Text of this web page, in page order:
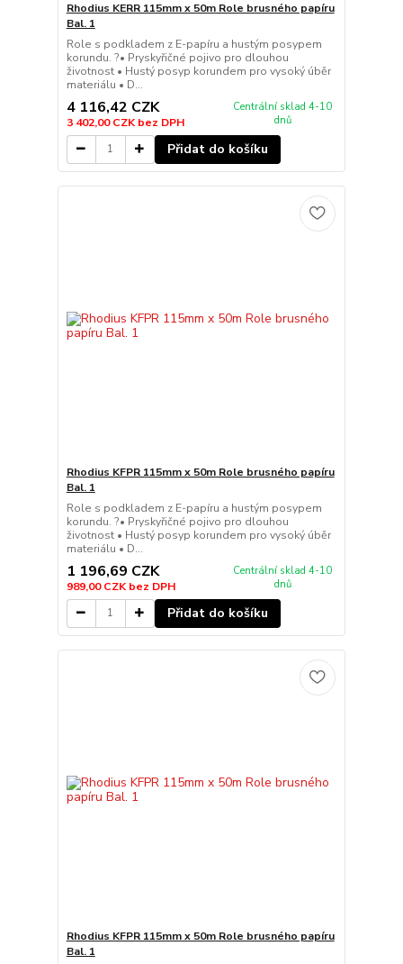
Rhodius KERR 115mm x 50m Role brusného papíru
Bal. 1
Role s podkladem z E-papíru a hustým posypem
korundu. ?• Pryskyřičné pojivo pro dlouhou
životnost • Hustý posyp korundem pro vysoký úběr
materiálu • D...
4 116,42 CZK
3 402,00 CZKbez DPH
Centrální sklad 4-10
dnů
Přidat do košíku
Rhodius KFPR 115mm x 50m Role brusného papíru
Bal. 1
Role s podkladem z E-papíru a hustým posypem
korundu. ?• Pryskyřičné pojivo pro dlouhou
životnost • Hustý posyp korundem pro vysoký úběr
materiálu • D...
1 196,69 CZK
989,00 CZKbez DPH
Centrální sklad 4-10
dnů
Přidat do košíku
Rhodius KFPR 115mm x 50m Role brusného papíru
Bal. 1